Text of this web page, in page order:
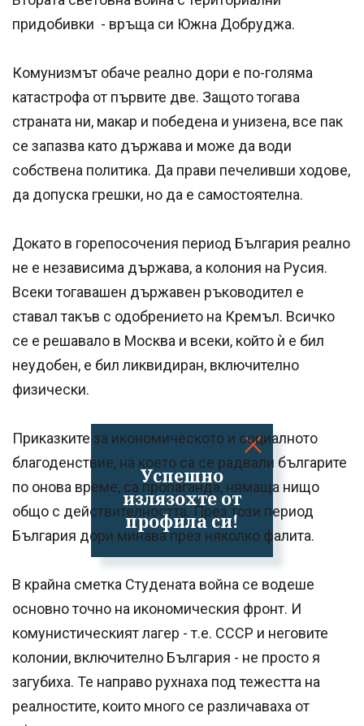
Успешно
излязохте от
профила си!
придобивки - връща си Южна Добруджа.
Комунизмът обаче реално дори е по-голяма
катастрофа от първите две. Защото тогава
страната ни, макар и победена и унизена, все пак
се запазва като държава и може да води
собствена политика. Да прави печеливши ходове,
да допуска грешки, но да е самостоятелна.
Докато в горепосочения период България реално
не е независима държава, а колония на Русия.
Всеки тогавашен държавен ръководител е
ставал такъв с одобрението на Кремъл. Всичко
се е решавало в Москва и всеки, който ѝ е бил
неудобен, е бил ликвидиран, включително
физически.
Приказките за икономическото и социалното
благоденствие, на което са се радвали българите
по онова време, са пропаганда, нямаща нищо
общо с действителността. През този период
България дори минава през няколко фалита.
В крайна сметка Студената война се водеше
основно точно на икономическия фронт. И
комунистическият лагер - т.е. СССР и неговите
колонии, включително България - не просто я
загубиха. Те направо рухнаха под тежестта на
реалностите, които много се различаваха от